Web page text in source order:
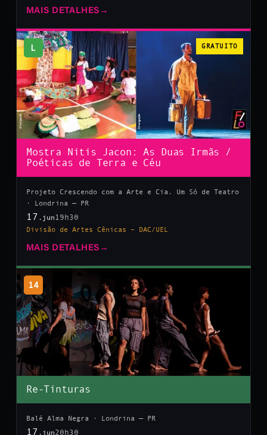
MAIS DETALHES →
L GRATUITO
Mostra Nitis Jacon: As Duas Irmãs /
Poéticas de Terra e Céu
Projeto Crescendo com a Arte e Cia. Um Só de Teatro
· Londrina — PR
17 .jun 19h30
Divisão de Artes Cênicas – DAC/UEL
MAIS DETALHES →
14
Re-Tinturas
Balé Alma Negra · Londrina — PR
17 .jun20h30